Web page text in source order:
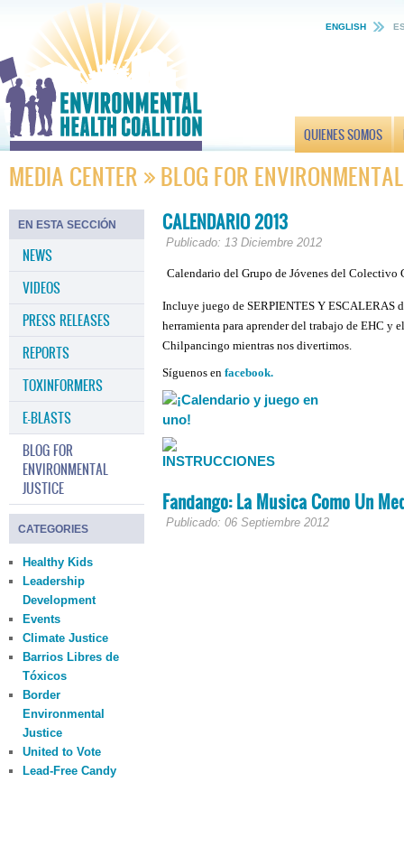
ENGLISH
QUIENES SOMOS
MEDIA CENTER BLOG FOR
EN ESTA SECCIÓN
NEWS
VIDEOS
PRESS RELEASES
REPORTS
TOXINFORMERS
E-BLASTS
BLOG FOR
ENVIRONMENTAL
JUSTICE
CATEGORIES
Healthy Kids
Leadership
Development
Events
Climate Justice
Barrios Libres de
Tóxicos
Border
Environmental
Justice
United to Vote
Lead-Free Candy
CALENDARIO 2013
Publicado: 13 Diciembre 2012
Calendario del Grupo de Jóvenes del
Incluye juego de SERPIENTES Y ESCALERAS
herramienta para aprender del trabajo de EHC y
Chilpancingo mientras nos divertimos.
Síguenos en facebook.
Fandango: La Musica Como Un
Publicado: 06 Septiembre 2012